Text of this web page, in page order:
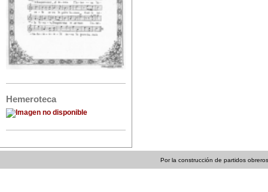
Hemeroteca
Por la construcción de partidos